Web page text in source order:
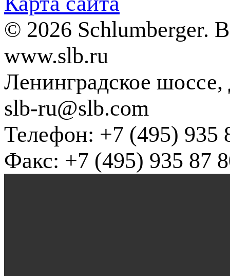
© 2026 Schlumberger.
www.slb.ru
Ленинградское
slb-ru@slb.com
Телефон: +7 (495) 935
Факс: +7 (495) 935 87